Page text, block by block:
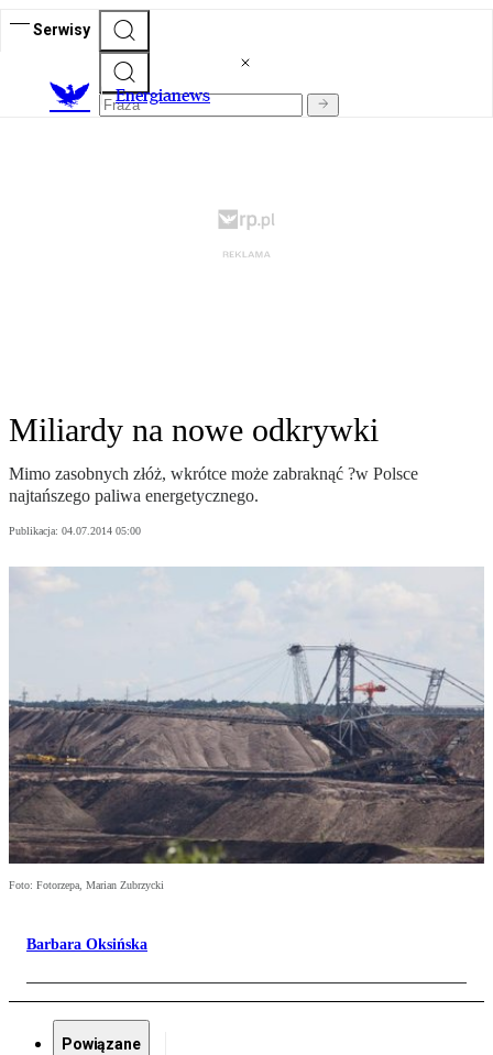
Serwisy
Energianews
Miliardy na nowe odkrywki
Mimo zasobnych złóż, wkrótce może zabraknąć ?w Polsce
najtańszego paliwa energetycznego.
Publikacja: 04.07.2014 05:00
Foto: Fotorzepa, Marian Zubrzycki
Barbara Oksińska
Powiązane